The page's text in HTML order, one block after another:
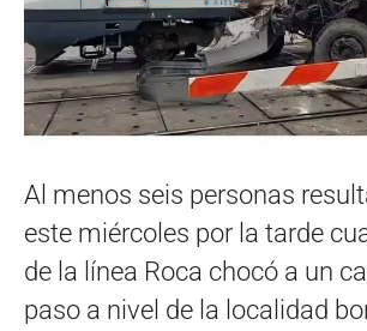
Al menos seis personas
este miércoles por la tarde
de la línea Roca chocó a un
paso a nivel de la localidad